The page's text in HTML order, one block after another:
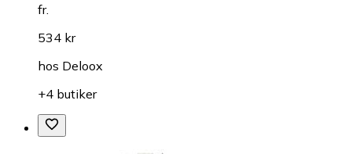
fr.
534 kr
hos Deloox
+4 butiker